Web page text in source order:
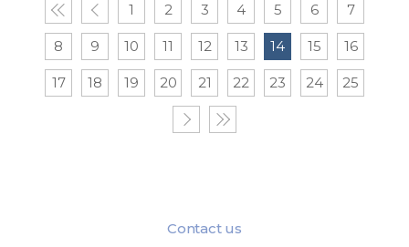
1 2 3 4 5 6 7
8 9 10 11 12 13 14 15 16
17 18 19 20 21 22 23 24 25
Contact us